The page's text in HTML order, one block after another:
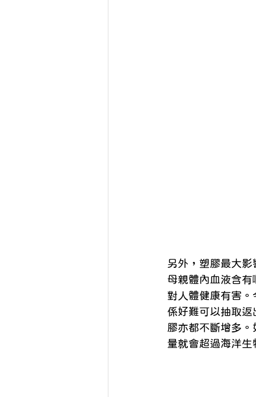
另外，塑膠最大
母親體內血液含
對人體健康有害
係好難可以抽取
膠亦都不斷增多
量就會超過海洋生